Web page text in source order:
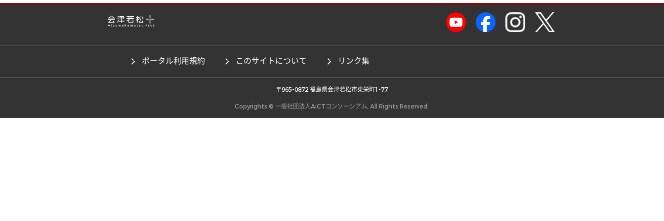
ポータル利用規約 このサイトについて リンク集
〒965-0872 福島県会津若松市東栄町1-77
Copyrights © 一般社団法人AiCTコンソーシアム, All Rights Reserved.